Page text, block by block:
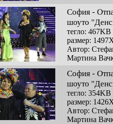
София -
шоуто
тегло: 467KB
размер:
Автор:
Мартина
София -
шоуто
тегло: 354KB
размер:
Автор:
Мартина